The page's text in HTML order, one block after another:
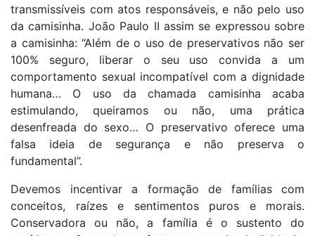
transmissíveis com atos responsáveis, e não pelo uso
da camisinha. João Paulo II assim se expressou sobre
a camisinha: “Além de o uso de preservativos não ser
100% seguro, liberar o seu uso convida a um
comportamento sexual incompatível com a dignidade
humana… O uso da chamada camisinha acaba
estimulando, queiramos ou não, uma prática
desenfreada do sexo… O preservativo oferece uma
falsa ideia de segurança e não preserva o
fundamental”.
Devemos incentivar a formação de famílias com
conceitos, raízes e sentimentos puros e morais.
Conservadora ou não, a família é o sustento do